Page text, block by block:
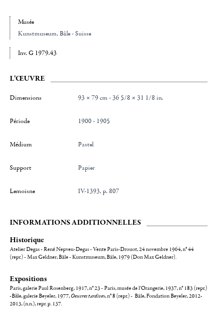
Musée
Kunstmuseum, Bâle - Suisse
Inv. G 1979.43
L'ŒUVRE
Dimensions 93 × 79 cm - 36 5/8 × 31 1/8 in.
Période 1900 - 1905
Médium Pastel
Support Papier
Lemoisne IV-1393, p. 807
INFORMATIONS ADDITIONNELLES
Historique
Atelier Degas - René Nepveu-Degas - Vente Paris-Drouot, 24 novembre 1964, n° 44
(repr.) - Max Geldner, Bâle - Kunstmuseum, Bâle, 1979 (Don Max Geldner).
Expositions
Paris, galerie Paul Rosenberg, 1917, n° 23 - Paris, musée de l'Orangerie, 1937, n° 183 (repr.)
-Bäle, galerie Beyeler, 1977, Oeuvres tardives, n° 8 (repr.) - Bâle, Fondation Beyeler, 2012-
2013, (n.n.), repr. p. 137.